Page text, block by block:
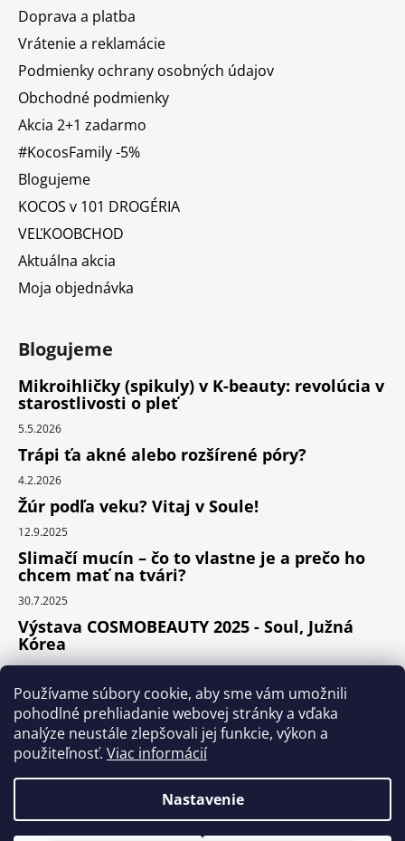
Používame súbory cookie, aby sme vám umožnili
pohodlné prehliadanie webovej stránky a vďaka
analýze neustále zlepšovali jej funkcie, výkon a
použiteľnosť. Viac informácií
Nastavenie
Doprava a platba
Vrátenie a reklamácie
Podmienky ochrany osobných údajov
Obchodné podmienky
Akcia 2+1 zadarmo
#KocosFamily -5%
Blogujeme
KOCOS v 101 DROGÉRIA
VEĽKOOBCHOD
Aktuálna akcia
Moja objednávka
Blogujeme
Mikroihličky (spikuly) v K-beauty: revolúcia v
starostlivosti o pleť
5.5.2026
Trápi ťa akné alebo rozšírené póry?
4.2.2026
Žúr podľa veku? Vitaj v Soule!
12.9.2025
Slimačí mucín – čo to vlastne je a prečo ho
chcem mať na tvári?
30.7.2025
Výstava COSMOBEAUTY 2025 - Soul, Južná
Kórea
11.6.2025
Instagram